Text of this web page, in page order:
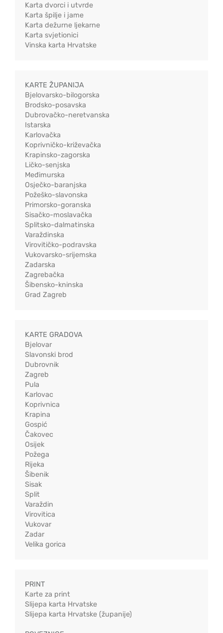
Karta dvorci i utvrde
Karta špilje i jame
Karta dežurne ljekarne
Karta svjetionici
Vinska karta Hrvatske
KARTE ŽUPANIJA
Bjelovarsko-bilogorska
Brodsko-posavska
Dubrovačko-neretvanska
Istarska
Karlovačka
Koprivničko-križevačka
Krapinsko-zagorska
Ličko-senjska
Međimurska
Osječko-baranjska
Požeško-slavonska
Primorsko-goranska
Sisačko-moslavačka
Splitsko-dalmatinska
Varaždinska
Virovitičko-podravska
Vukovarsko-srijemska
Zadarska
Zagrebačka
Šibensko-kninska
Grad Zagreb
KARTE GRADOVA
Bjelovar
Slavonski brod
Dubrovnik
Zagreb
Pula
Karlovac
Koprivnica
Krapina
Gospić
Čakovec
Osijek
Požega
Rijeka
Šibenik
Sisak
Split
Varaždin
Virovitica
Vukovar
Zadar
Velika gorica
PRINT
Karte za print
Slijepa karta Hrvatske
Slijepa karta Hrvatske (županije)